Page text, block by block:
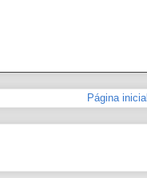
Página inicial